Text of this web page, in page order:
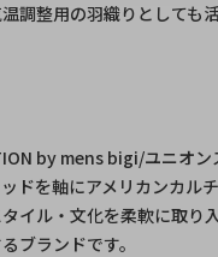
調整用の羽織りとしても
by mens bigi/ユニオン
ドを軸にアメリカンカル
イル・文化を柔軟に取り
ブランドです。